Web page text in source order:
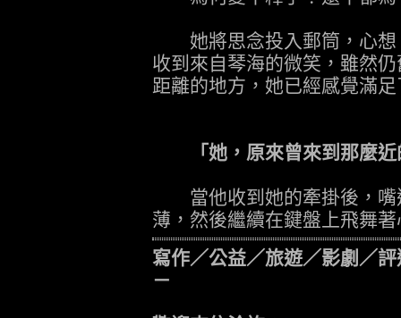
她將思念投入郵筒，心想
收到來自琴海的微笑，雖然
距離的地方，她已經感覺滿
「她，原來曾來到那麼
當他收到她的牽掛後，嘴
薄，然後繼續在鍵盤上飛舞
寫作／公益／旅遊／影劇／
－